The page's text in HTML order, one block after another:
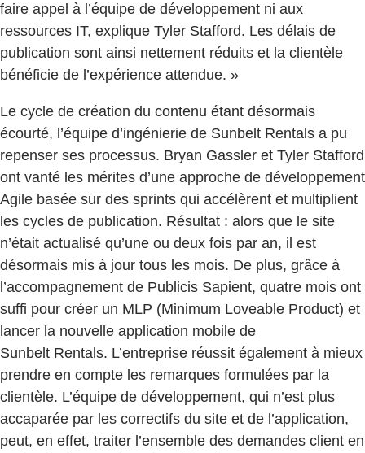
faire appel à l’équipe de développement ni aux
ressources IT, explique Tyler Stafford. Les délais de
publication sont ainsi nettement réduits et la clientèle
bénéficie de l’expérience attendue. »
Le cycle de création du contenu étant désormais
écourté, l’équipe d’ingénierie de Sunbelt Rentals a pu
repenser ses processus. Bryan Gassler et Tyler Stafford
ont vanté les mérites d’une approche de développement
Agile basée sur des sprints qui accélèrent et multiplient
les cycles de publication. Résultat : alors que le site
n’était actualisé qu’une ou deux fois par an, il est
désormais mis à jour tous les mois. De plus, grâce à
l’accompagnement de Publicis Sapient, quatre mois ont
suffi pour créer un MLP (Minimum Loveable Product) et
lancer la nouvelle application mobile de
Sunbelt Rentals. L’entreprise réussit également à mieux
prendre en compte les remarques formulées par la
clientèle. L’équipe de développement, qui n’est plus
accaparée par les correctifs du site et de l’application,
peut, en effet, traiter l’ensemble des demandes client en